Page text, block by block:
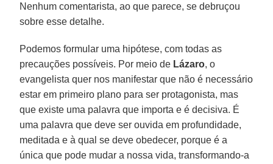
Nenhum comentarista, ao que parece, se debruçou
sobre esse detalhe.
Podemos formular uma hipótese, com todas as
precauções possíveis. Por meio de Lázaro, o
evangelista quer nos manifestar que não é necessário
estar em primeiro plano para ser protagonista, mas
que existe uma palavra que importa e é decisiva. É
uma palavra que deve ser ouvida em profundidade,
meditada e à qual se deve obedecer, porque é a
única que pode mudar a nossa vida, transformando-a